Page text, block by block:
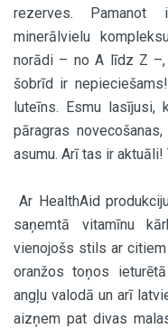
rezerves. Pamanot
minerālvielu
norādi – no A līdz Z
šobrīd ir
luteīns. Esmu
pāragras
asumu. Arī tas ir
Ar HealthAid
saņemtā vitamīnu
vienojošs stils ar
oranžos toņos
angļu valodā un arī
aizņem pat divas